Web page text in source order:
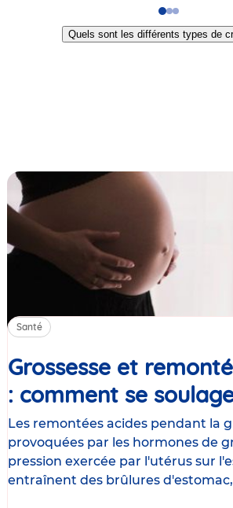
Go
to
slide
Go
to
slide
Go
to
slide
Quels sont les différents types de
Santé
Grossesse et
: comment se
Les remontées acides pendant la
provoquées par les hormones de
pression exercée par l'utérus sur
entraînent des brûlures